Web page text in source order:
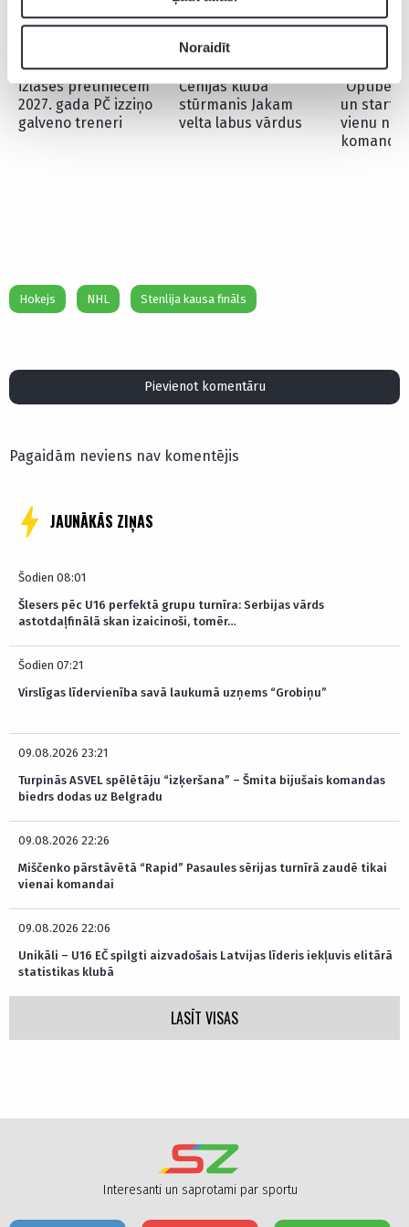
Noraidīt
Viena no Latvijas
izlases pretiniecēm
2027. gada PČ izziņo
galveno treneri
“Bija vērts gaidīt” –
Čehijas kluba
stūrmanis Jakam
velta labus vārdus
“Optibet”
un
vienu no
Hokejs NHL Stenlija kausa fināls
Pievienot komentāru
Pagaidām neviens nav komentējis
JAUNĀKĀS ZIŅAS
Šodien 08:01
Šlesers pēc U16 perfektā grupu turnīra: Serbijas vārds
astotdaļfinālā skan izaicinoši, tomēr…
Šodien 07:21
Virslīgas līdervienība savā laukumā uzņems “Grobiņu”
09.08.2026 23:21
Turpinās ASVEL spēlētāju “izķeršana” – Šmita bijušais komandas
biedrs dodas uz Belgradu
09.08.2026 22:26
Miščenko pārstāvētā “Rapid” Pasaules sērijas turnīrā zaudē tikai
vienai komandai
09.08.2026 22:06
Unikāli – U16 EČ spilgti aizvadošais Latvijas līderis iekļuvis elitārā
statistikas klubā
LASĪT VISAS
Interesanti un saprotami par sportu